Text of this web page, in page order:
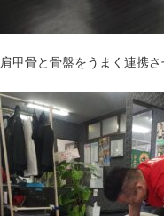
肩甲骨と骨盤をうまく連携